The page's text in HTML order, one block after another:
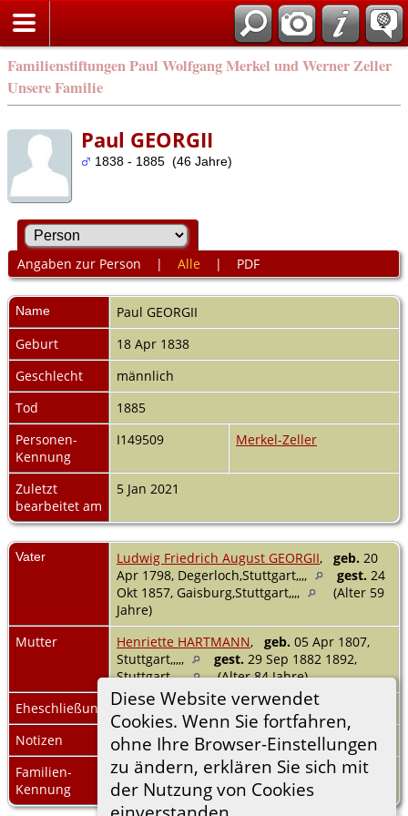
Familienstiftungen Paul Wolfgang Merkel und Werner Zeller
Unsere Familie
Diese Website verwendet
Cookies. Wenn Sie fortfahren,
ohne Ihre Browser-Einstellungen
zu ändern, erklären Sie sich mit
der Nutzung von Cookies
Paul GEORGII
1838 - 1885 (46 Jahre)
Angaben zur Person | Alle | PDF
Name Paul GEORGII
Geburt
18 Apr 1838
Geschlecht
männlich
Tod
1885
Personen-
Kennung
I149509 Merkel-Zeller
Zuletzt
bearbeitet am
5 Jan 2021
Vater Ludwig Friedrich August GEORGII, geb. 20
Apr 1798, Degerloch,Stuttgart,,,,
gest. 24
Okt 1857, Gaisburg,Stuttgart,,,,
(Alter 59
Jahre)
Mutter
Henriette HARTMANN, geb. 05 Apr 1807,
Stuttgart,,,,,
gest. 29 Sep 1882 1892,
Stuttgart,,,,,
(Alter 84 Jahre)
Eheschließung
11 Jul 1826
Degerloch,Stuttgart,,,,
Notizen
DGB 75 S. 795: 4 Kinder
Familien-
Kennung
F24801 Familienblatt|
Familientafel